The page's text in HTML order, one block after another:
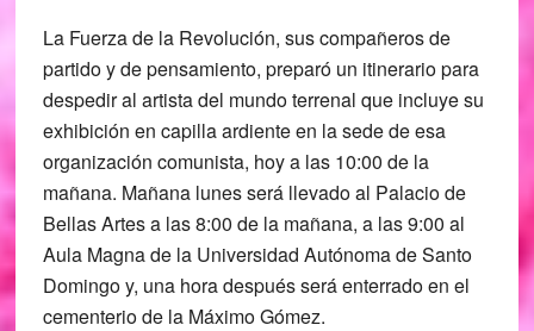
La Fuerza de la Revolución, sus compañeros de
partido y de pensamiento, preparó un itinerario para
despedir al artista del mundo terrenal que incluye su
exhibición en capilla ardiente en la sede de esa
organización comunista, hoy a las 10:00 de la
mañana. Mañana lunes será llevado al Palacio de
Bellas Artes a las 8:00 de la mañana, a las 9:00 al
Aula Magna de la Universidad Autónoma de Santo
Domingo y, una hora después será enterrado en el
cementerio de la Máximo Gómez.